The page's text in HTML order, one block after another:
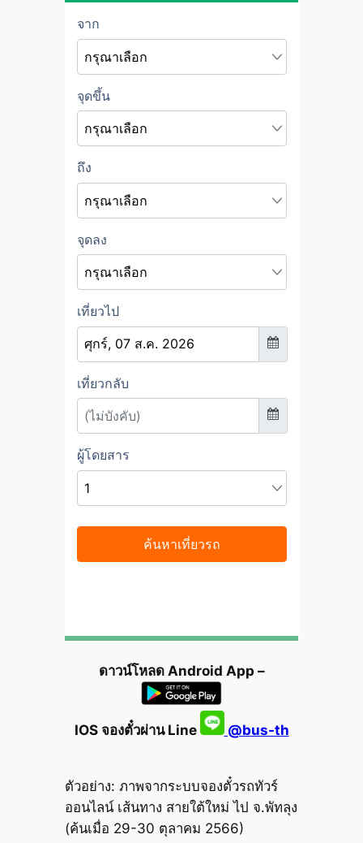
ดาวน์โหลด Android App –
IOS จองตั๋วผ่าน Line @bus-th
ตัวอย่าง: ภาพจากระบบจองตั๋วรถทัวร์
ออนไลน์ เส้นทาง สายใต้ใหม่ ไป จ.พัทลุง
(ค้นเมื่อ 29-30 ตุลาคม 2566)